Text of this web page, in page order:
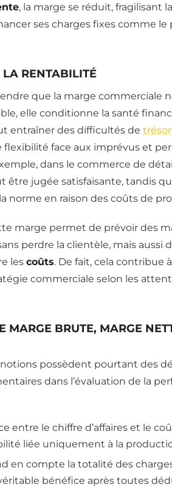
, la marge se réduit, fragilisant
ses charges fixes comme le
LA RENTABILITÉ
que la marge commerciale
elle conditionne la santé
entraîner des difficultés de
face aux imprévus et
dans le commerce de
être jugée satisfaisante, tandis
norme en raison des coûts de
marge permet de prévoir des
perdre la clientèle, mais aussi
les coûts. De fait, cela contribue à
commerciale selon les
MARGE BRUTE, MARGE
possèdent pourtant des
dans l’évaluation de la
entre le chiffre d’affaires et le
liée uniquement à la
en compte la totalité des
bénéfice après toutes